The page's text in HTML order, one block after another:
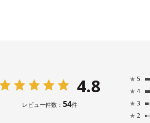
4.8
レビュー件数： 54件
★ 5
★ 4
★ 3
★ 2